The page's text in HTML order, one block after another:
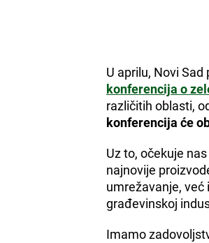
U aprilu, Novi
konferencija o
različitih oblasti,
konferencija će
Uz to, očekuje
najnovije
umrežavanje, već
građevinskoj
Imamo